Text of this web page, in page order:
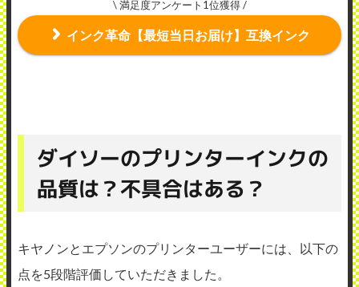
\ 満足度アンケート1位獲得 /
インク革命【最短当日お届け】互換インク
ダイソーのプリンターインクの
品質は？不具合はある？
キヤノンとエプソンのプリンターユーザーには、以下の
点を5段階評価していただきました。